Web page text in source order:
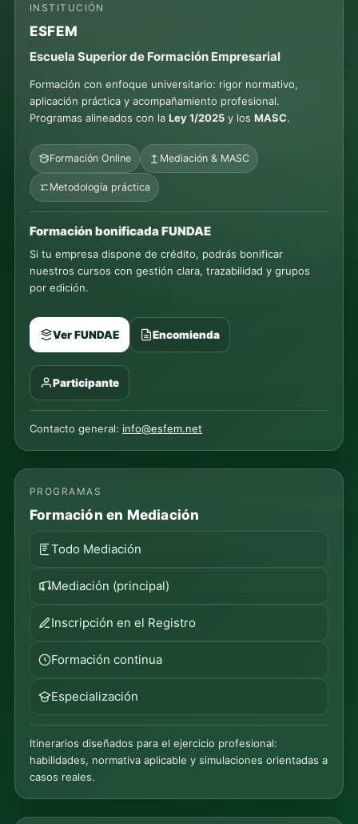
INSTITUCIÓN
ESFEM
Escuela Superior de Formación Empresarial
Formación con enfoque universitario: rigor normativo,
aplicación práctica y acompañamiento profesional.
Programas alineados con la Ley 1/2025 y los MASC.
Formación Online Mediación & MASC
Metodología práctica
Formación bonificada FUNDAE
Si tu empresa dispone de crédito, podrás bonificar
nuestros cursos con gestión clara, trazabilidad y grupos
por edición.
Ver FUNDAE Encomienda
Participante
Contacto general: info@esfem.net
PROGRAMAS
Formación en Mediación
Todo Mediación
Mediación (principal)
Inscripción en el Registro
Formación continua
Especialización
Itinerarios diseñados para el ejercicio profesional:
habilidades, normativa aplicable y simulaciones orientadas a
casos reales.